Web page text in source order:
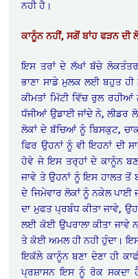
ਨਹੀ ਹੈ।
ਕਾਨੂੰਨ ਨਹੀਂ, ਸਗੋਂ ਬਾਂਹ ਫੜਨ ਦੀ
ਇਸ ਤਰਾਂ ਦੇ ਲੱਖਾਂ ਬੱਚੇ
ਭਾਣਾ ਸਾਡੇ ਮੁਲਕ ਲਈ ਬਹੁਤ ਹੀ
ਕੀਮਤਾਂ ਮਿੱਟੀ ਵਿੱਚ ਰੁਲ
ਧੱਜੀਆਂ ਉਡਾਈ ਜਾਂਦੇ ਨੇ, ਲੀਡਰ
ਲੋਕਾਂ ਦੇ ਬੱਚਿਆਂ ਨੂੰ ਬਿਸਕੁਟ,
ਫਿਰ ਉਹਨਾਂ ਨੂੰ ਵੀ ਇਹਨਾਂ ਦੀ
ਹੋਵੇ ਜੇ ਇਸ ਤਰ੍ਹਾਂ ਦੇ ਕਾਨੂੰਨ
ਜਾਵੇ ਤੇ ਉਹਨਾਂ ਨੂੰ ਇਸ ਹਾਲਤ ਤੋਂ
ਦੇ ਜਿਮੇਵਾਰ ਲੋਕਾਂ ਨੂੰ ਨਕੇਲ ਪਾਈ
ਦਾ ਮੁਫਤ ਪ੍ਰਬੰਧ ਕੀਤਾ ਜਾਵੇ,
ਲਈ ਕੋਈ ਉਪਰਾਲਾ ਕੀਤਾ ਜਾਵੇ
ਤੇ ਕੋਈ ਅਮਲ ਹੀ ਨਹੀ ਹੁੰਦਾ।
ਇਕੱਲੇ ਕਾਨੂੰਨ ਬਣਾ ਦੇਣਾ ਹੀ
ਪ੍ਰਸ਼ਾਸਨ ਇਸ ਨੂੰ ਰੋਕ ਸਕਦਾ